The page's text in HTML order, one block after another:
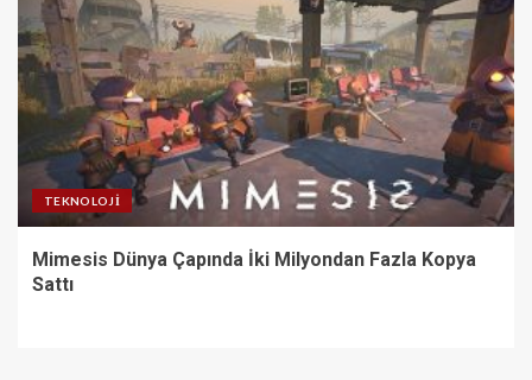
TEKNOLOJI
Mimesis Dünya Çapında İki Milyondan Fazla Kopya
Sattı